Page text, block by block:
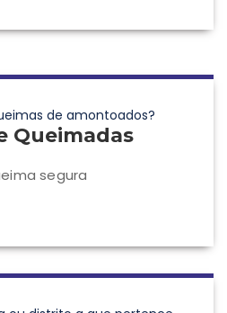
de amontoados?
Queimadas
segura